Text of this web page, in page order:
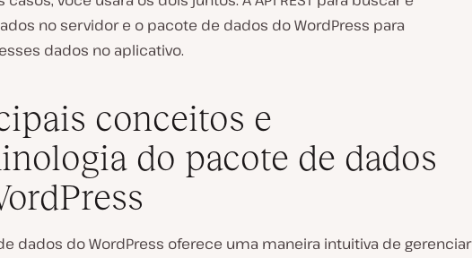
no servidor e o pacote de dados do WordPress para
dados no aplicativo.
conceitos e
do pacote de dados
dados do WordPress oferece uma maneira intuitiva de gerenciar